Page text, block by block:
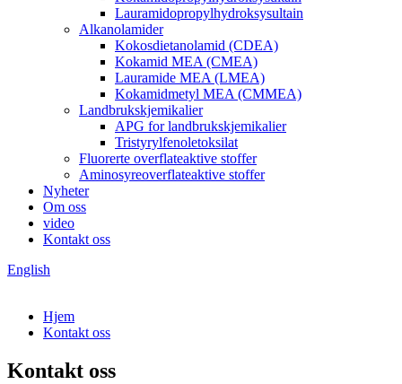
Lauramidopropylhydroksysultain
Alkanolamider
Kokosdietanolamid (CDEA)
Kokamid MEA (CMEA)
Lauramide MEA (LMEA)
Kokamidmetyl MEA (CMMEA)
Landbrukskjemikalier
APG for landbrukskjemikalier
Tristyrylfenoletoksilat
Fluorerte overflateaktive stoffer
Aminosyreoverflateaktive stoffer
Nyheter
Om oss
video
Kontakt oss
English
Hjem
Kontakt oss
Kontakt oss